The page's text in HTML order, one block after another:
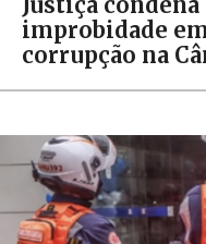
improbidade
corrupção na